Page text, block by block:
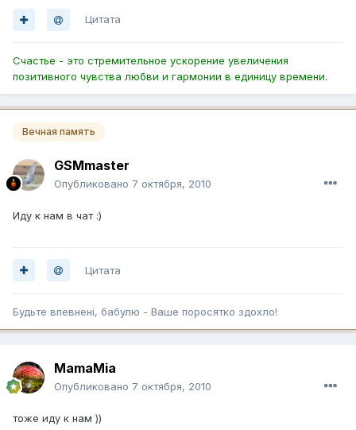
Цитата
Счастье - это стремительное ускорение увеличения
позитивного чувства любви и гармонии в единицу времени.
Вечная память
GSMmaster
Опубликовано 7 октября, 2010
Иду к нам в чат :)
Цитата
Будьте впевненi, бабулю - Ваше поросятко здохло!
MamaMia
Опубликовано 7 октября, 2010
тоже иду к нам ))